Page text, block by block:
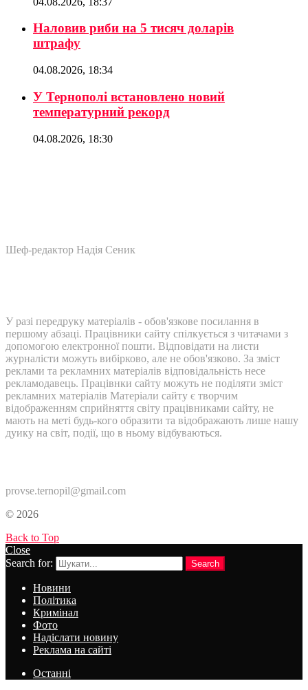
Наловив риби на 5 тисяч доларів
штрафу
04.08.2026, 18:34
У Тернополі встановлено новий
температурний рекорд
04.08.2026, 18:30
Шеф-редактор Надія Сеник
У разі передруку матеріалів - обов'язкове посилання в
першому абзаці. Працівники сайту спілкується з читачами з
допомогою електронної пошти. Відповідати на листи
журналісти можуть вибірково, але не обов'язково. За зміст
реклами та рекламних матеріалів відповідальність несе
рекламодавець. Працівнки сайту можуть не поділяти зміст
рекламних матеріалів Матеріали сайту є творчим
відображенням сприйняття світу працівниками сайту, не
мають на меті будь-кого образити та відображають лише нашу
дуику на світ, події, що в ньому відбуваються.
provse.ternopil@gmail.com
© 2026
Back to Top
Close
Search for:
Search
Новини
Політика
Кримінал
Фото
Надіслати новину
Реклама на сайті
Останні